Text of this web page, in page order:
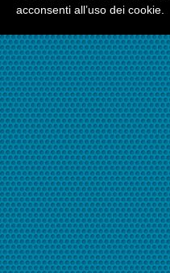
acconsenti all’uso dei cookie.